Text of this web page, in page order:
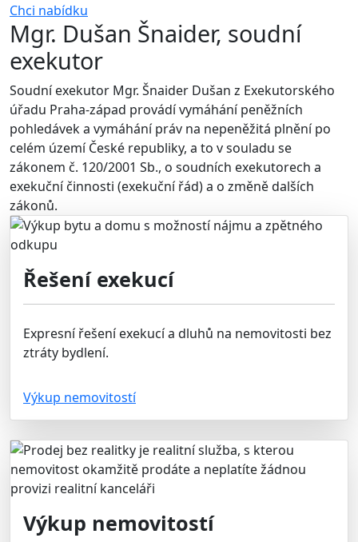
Chci nabídku
Mgr. Dušan Šnaider, soudní
exekutor
Soudní exekutor Mgr. Šnaider Dušan z Exekutorského
úřadu Praha-západ provádí vymáhání peněžních
pohledávek a vymáhání práv na nepeněžitá plnění po
celém území České republiky, a to v souladu se
zákonem č. 120/2001 Sb., o soudních exekutorech a
exekuční činnosti (exekuční řád) a o změně dalších
zákonů.
Řešení exekucí
Expresní řešení exekucí a dluhů na nemovitosti bez
ztráty bydlení.
Výkup nemovitostí
Výkup nemovitostí